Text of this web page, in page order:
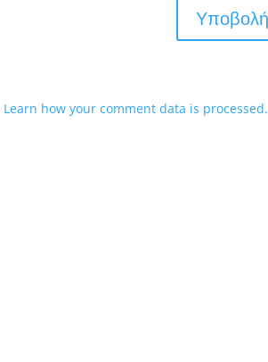
Learn how your comment data is processed.